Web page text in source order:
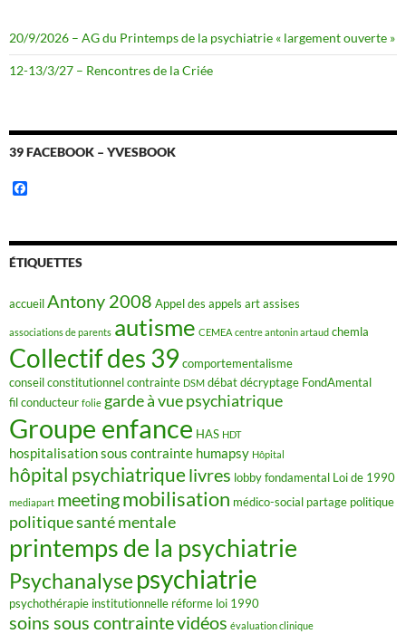
20/9/2026 – AG du Printemps de la psychiatrie « largement ouverte »
12-13/3/27 – Rencontres de la Criée
39 FACEBOOK – YVESBOOK
b
o
o
ÉTIQUETTES
accueilAntony 2008 Appel des appels artassises
associations de parents autisme CEMEA centre antonin artaud chemla
Collectif des 39 comportementalisme
conseil constitutionnelcontrainte DSM débatdécryptage FondAmental
fil conducteur folie garde à vue psychiatrique
Groupe enfance HAS HDT
hospitalisation sous contrainte humapsy Hôpital
hôpital psychiatriquelivres lobby fondamental Loi de 1990
mediapart meetingmobilisation médico-social partage politique
politique santé mentale
printemps de la psychiatrie
Psychanalyse psychiatrie
psychothérapie institutionnelle réforme loi 1990
soins sous contraintevidéos évaluation clinique